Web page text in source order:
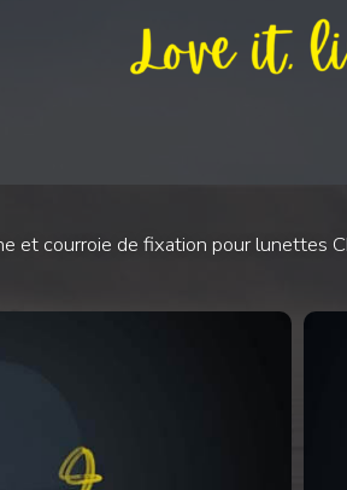
et courroie de fixation pour lunettes